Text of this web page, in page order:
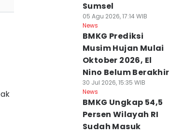
Sumsel
05 Agu 2026, 17:14 WIB
News
BMKG Prediksi
Musim Hujan Mulai
Oktober 2026, El
Nino Belum Berakhir
30 Jul 2026, 15:35 WIB
News
BMKG Ungkap 54,5
Persen Wilayah RI
Sudah Masuk